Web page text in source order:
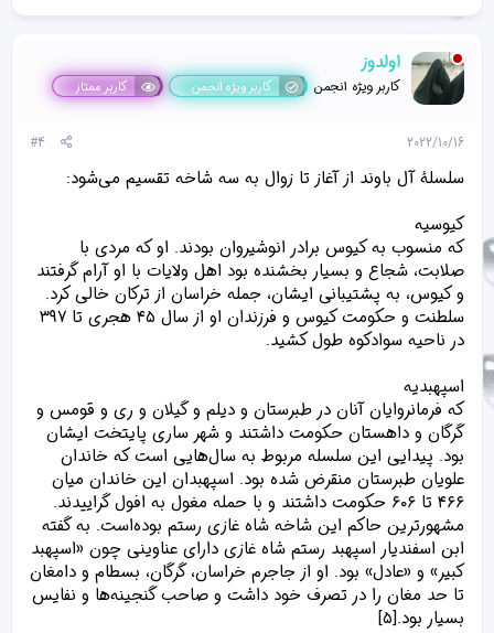
اولدوز
کاربر ویژه انجمن کاربر ویژه انجمن کاربر ممتاز
2022/10/16
#4
سلسلهٔ آل باوند از آغاز تا زوال به سه شاخه تقسیم می‌شود:
کیوسیه
که منسوب به کیوس برادر انوشیروان بودند. او که مردی با
صلابت، شجاع و بسیار بخشنده بود اهل ولایات با او آرام گرفتند
و کیوس، به پشتیبانی ایشان، جمله خراسان از ترکان خالی کرد.
سلطنت و حکومت کیوس و فرزندان او از سال ۴۵ هجری تا ۳۹۷
در ناحیه سوادکوه طول کشید.
اسپهبدیه
که فرمانروایان آنان در طبرستان و دیلم و گیلان و ری و قومس و
گرگان و داهستان حکومت داشتند و شهر ساری پایتخت ایشان
بود. پیدایی این سلسله مربوط به سال‌هایی است که خاندان
علویان طبرستان منقرض شده بود. اسپهبدان این خاندان میان
۴۶۶ تا ۶۰۶ حکومت داشتند و با حمله مغول به افول گراییدند.
مشهورترین حاکم این شاخه شاه غازی رستم بوده‌است. به گفته
ابن اسفندیار اسپهبد رستم شاه غازی دارای عناوینی چون «اسپهبد
کبیر» و «عادل» بود. او از جاجرم خراسان، گرگان، بسطام و دامغان
تا حد مغان را در تصرف خود داشت و صاحب گنجینه‌ها و نفایس
بسیار بود.[۵]